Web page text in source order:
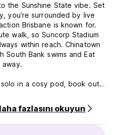
the Sunshine State vibe. Set
you’re surrounded by live
Brisbane is known for.
walk, so Suncorp Stadium
within reach. Chinatown
South Bank swims and Eat
in a cosy pod, book out
own balcony. When it’s
Think a self‑serve
kitchen and plenty of spots
fazlasını okuyun